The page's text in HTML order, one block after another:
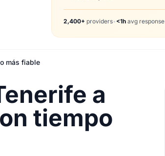
2,400+ providers• <1h avg response
más fiable
a
tiempo